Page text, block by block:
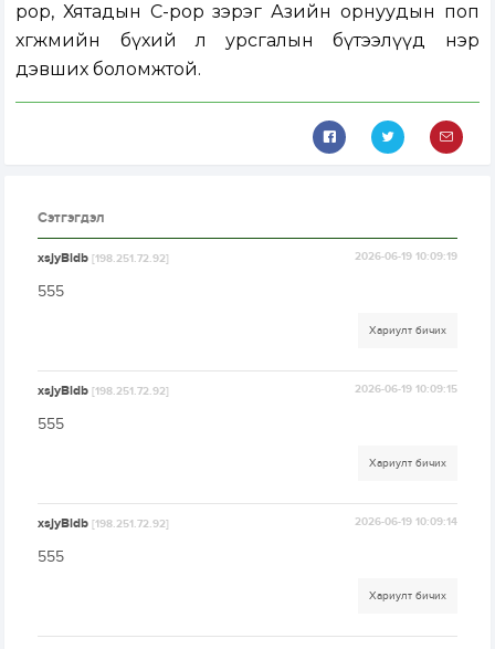
pop, Хятадын C-pop зэрэг Азийн орнуудын поп
хөгжмийн бүхий л урсгалын бүтээлүүд нэр
дэвших боломжтой.
Сэтгэгдэл
xsjyBldb[198.251.72.92] 2026-06-19 10:09:19
555
Хариулт бичих
xsjyBldb[198.251.72.92] 2026-06-19 10:09:15
555
Хариулт бичих
xsjyBldb[198.251.72.92] 2026-06-19 10:09:14
555
Хариулт бичих